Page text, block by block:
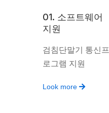
01. 소프트웨어
지원
검침단말기 통신프
로그램 지원
Look more